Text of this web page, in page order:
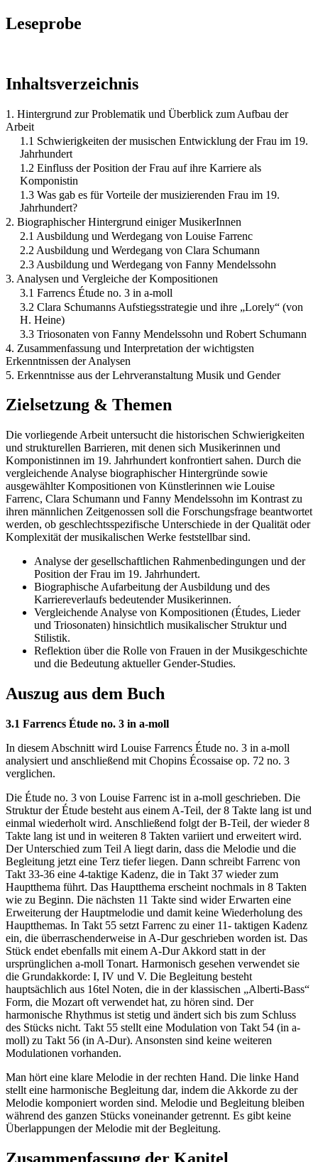
Leseprobe
Inhaltsverzeichnis
1. Hintergrund zur Problematik und Überblick zum Aufbau der
Arbeit
1.1 Schwierigkeiten der musischen Entwicklung der Frau im 19.
Jahrhundert
1.2 Einfluss der Position der Frau auf ihre Karriere als
Komponistin
1.3 Was gab es für Vorteile der musizierenden Frau im 19.
Jahrhundert?
2. Biographischer Hintergrund einiger MusikerInnen
2.1 Ausbildung und Werdegang von Louise Farrenc
2.2 Ausbildung und Werdegang von Clara Schumann
2.3 Ausbildung und Werdegang von Fanny Mendelssohn
3. Analysen und Vergleiche der Kompositionen
3.1 Farrencs Étude no. 3 in a-moll
3.2 Clara Schumanns Aufstiegsstrategie und ihre „Lorely“ (von
H. Heine)
3.3 Triosonaten von Fanny Mendelssohn und Robert Schumann
4. Zusammenfassung und Interpretation der wichtigsten
Erkenntnissen der Analysen
5. Erkenntnisse aus der Lehrveranstaltung Musik und Gender
Zielsetzung & Themen
Die vorliegende Arbeit untersucht die historischen Schwierigkeiten
und strukturellen Barrieren, mit denen sich Musikerinnen und
Komponistinnen im 19. Jahrhundert konfrontiert sahen. Durch die
vergleichende Analyse biographischer Hintergründe sowie
ausgewählter Kompositionen von Künstlerinnen wie Louise
Farrenc, Clara Schumann und Fanny Mendelssohn im Kontrast zu
ihren männlichen Zeitgenossen soll die Forschungsfrage beantwortet
werden, ob geschlechtsspezifische Unterschiede in der Qualität oder
Komplexität der musikalischen Werke feststellbar sind.
Analyse der gesellschaftlichen Rahmenbedingungen und der
Position der Frau im 19. Jahrhundert.
Biographische Aufarbeitung der Ausbildung und des
Karriereverlaufs bedeutender Musikerinnen.
Vergleichende Analyse von Kompositionen (Études, Lieder
und Triosonaten) hinsichtlich musikalischer Struktur und
Stilistik.
Reflektion über die Rolle von Frauen in der Musikgeschichte
und die Bedeutung aktueller Gender-Studies.
Auszug aus dem Buch
3.1 Farrencs Étude no. 3 in a-moll
In diesem Abschnitt wird Louise Farrencs Étude no. 3 in a-moll
analysiert und anschließend mit Chopins Écossaise op. 72 no. 3
verglichen.
Die Étude no. 3 von Louise Farrenc ist in a-moll geschrieben. Die
Struktur der Étude besteht aus einem A-Teil, der 8 Takte lang ist und
einmal wiederholt wird. Anschließend folgt der B-Teil, der wieder 8
Takte lang ist und in weiteren 8 Takten variiert und erweitert wird.
Der Unterschied zum Teil A liegt darin, dass die Melodie und die
Begleitung jetzt eine Terz tiefer liegen. Dann schreibt Farrenc von
Takt 33-36 eine 4-taktige Kadenz, die in Takt 37 wieder zum
Hauptthema führt. Das Hauptthema erscheint nochmals in 8 Takten
wie zu Beginn. Die nächsten 11 Takte sind wider Erwarten eine
Erweiterung der Hauptmelodie und damit keine Wiederholung des
Hauptthemas. In Takt 55 setzt Farrenc zu einer 11- taktigen Kadenz
ein, die überraschenderweise in A-Dur geschrieben worden ist. Das
Stück endet ebenfalls mit einem A-Dur Akkord statt in der
ursprünglichen a-moll Tonart. Harmonisch gesehen verwendet sie
die Grundakkorde: I, IV und V. Die Begleitung besteht
hauptsächlich aus 16tel Noten, die in der klassischen „Alberti-Bass“
Form, die Mozart oft verwendet hat, zu hören sind. Der
harmonische Rhythmus ist stetig und ändert sich bis zum Schluss
des Stücks nicht. Takt 55 stellt eine Modulation von Takt 54 (in a-
moll) zu Takt 56 (in A-Dur). Ansonsten sind keine weiteren
Modulationen vorhanden.
Man hört eine klare Melodie in der rechten Hand. Die linke Hand
stellt eine harmonische Begleitung dar, indem die Akkorde zu der
Melodie komponiert worden sind. Melodie und Begleitung bleiben
während des ganzen Stücks voneinander getrennt. Es gibt keine
Überlappungen der Melodie mit der Begleitung.